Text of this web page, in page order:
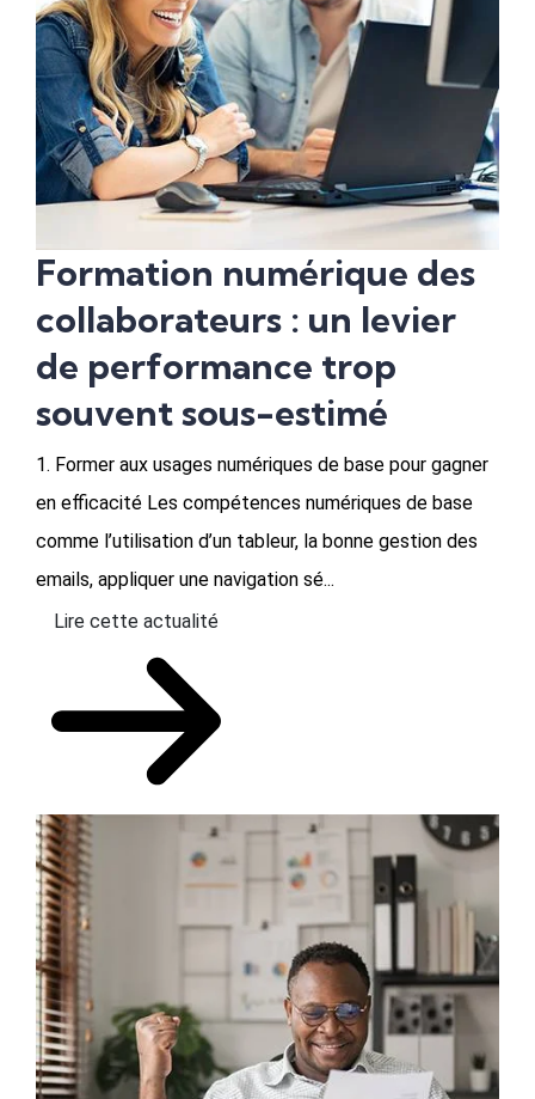
Formation numérique des
collaborateurs : un levier
de performance trop
souvent sous-estimé
1. Former aux usages numériques de base pour gagner
en efficacité Les compétences numériques de base
comme l’utilisation d’un tableur, la bonne gestion des
emails, appliquer une navigation sé...
Lire cette actualité